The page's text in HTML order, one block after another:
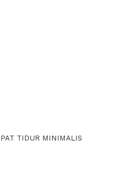
TIDUR MINIMALIS